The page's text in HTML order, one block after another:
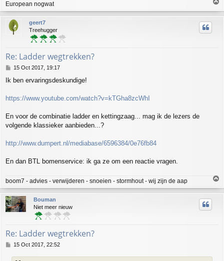
European nogwat
o
p
geert7
Treehugger
Re: Ladder wegtrekken?
P
s
15 Oct 2017, 19:17
Ik ben ervaringsdeskundige!
https://www.youtube.com/watch?v=kTGha8zcWhI
En voor de combinatie ladder en kettingzaag... mag ik de lezers de
volgende klassieker aanbieden...?
http://www.dumpert.nl/mediabase/6596384/0e76fb84
En dan BTL bomenservice: ik ga ze om een reactie vragen.
boom7 - advies - verwijderen - snoeien - stormhout - wij zijn de aap
o
p
Bouman
Niet meer nieuw
Re: Ladder wegtrekken?
P
s
15 Oct 2017, 22:52